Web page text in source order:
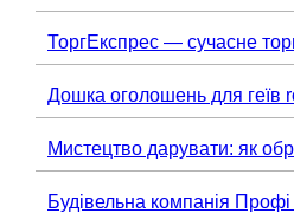
ТоргЕкспрес — сучасне
Дошка оголошень для геїв
Мистецтво дарувати: як
Будівельна компанія